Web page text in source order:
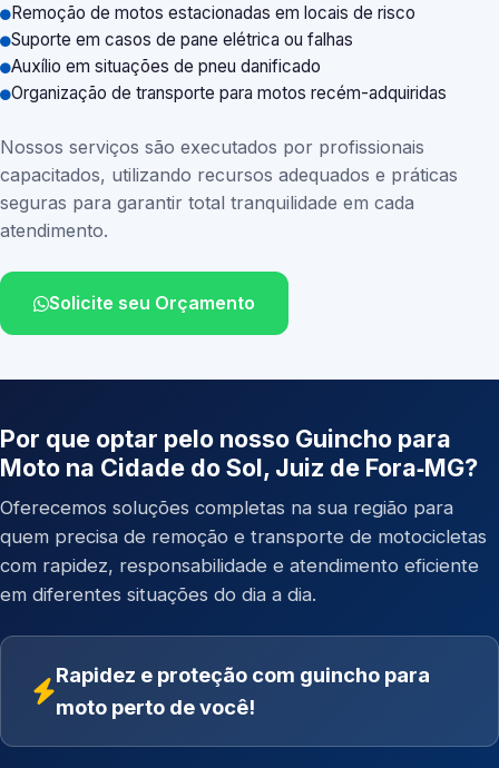
Remoção de motos estacionadas em locais de risco
Suporte em casos de pane elétrica ou falhas
Auxílio em situações de pneu danificado
Organização de transporte para motos recém-adquiridas
Nossos serviços são executados por profissionais
capacitados, utilizando recursos adequados e práticas
seguras para garantir total tranquilidade em cada
atendimento.
Solicite seu Orçamento
Por que optar pelo nosso Guincho para
Moto na Cidade do Sol, Juiz de Fora‑MG?
Oferecemos soluções completas na sua região para
quem precisa de remoção e transporte de motocicletas
com rapidez, responsabilidade e atendimento eficiente
em diferentes situações do dia a dia.
Rapidez e proteção com guincho para
moto perto de você!